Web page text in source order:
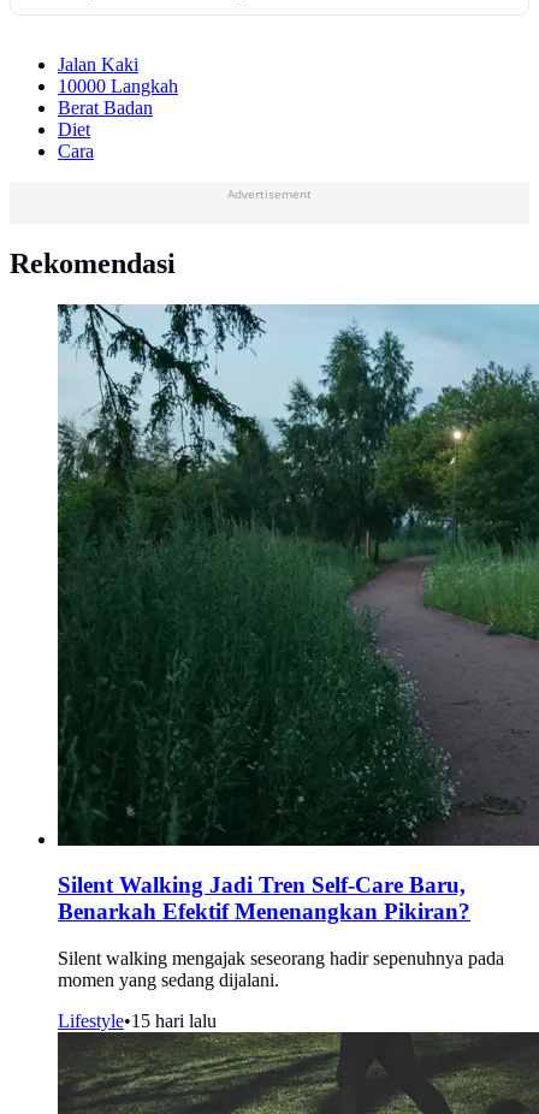
Jalan Kaki
10000 Langkah
Berat Badan
Diet
Cara
Advertisement
Rekomendasi
Silent Walking Jadi Tren Self-Care Baru,
Benarkah Efektif Menenangkan Pikiran?
Silent walking mengajak seseorang hadir sepenuhnya pada
momen yang sedang dijalani.
Lifestyle•15 hari lalu